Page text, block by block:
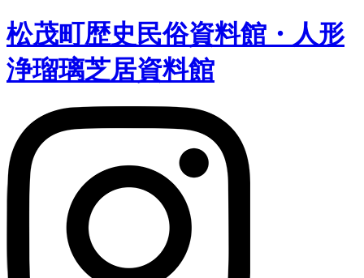
松茂町歴史民俗資料館・人形
浄瑠璃芝居資料館